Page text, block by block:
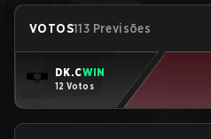
VOTOS113 Previsões
DK.CWIN
12 Votos